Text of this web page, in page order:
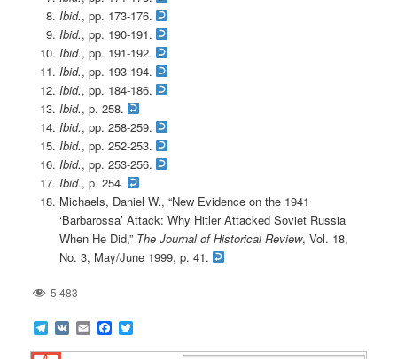
Ibid., pp. 173-176.
Ibid., pp. 190-191.
Ibid., pp. 191-192.
Ibid., pp. 193-194.
Ibid., pp. 184-186.
Ibid., p. 258.
Ibid., pp. 258-259.
Ibid., pp. 252-253.
Ibid., pp. 253-256.
Ibid., p. 254.
Michaels, Daniel W., “New Evidence on the 1941
‘Barbarossa’ Attack: Why Hitler Attacked Soviet Russia
When He Did,” The Journal of Historical Review, Vol. 18,
No. 3, May/June 1999, p. 41.
5 483
Telegram
VK EmailFacebook